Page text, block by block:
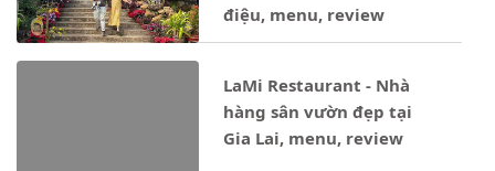
điệu, menu, review
LaMi Restaurant - Nhà
hàng sân vườn đẹp tại
Gia Lai, menu, review